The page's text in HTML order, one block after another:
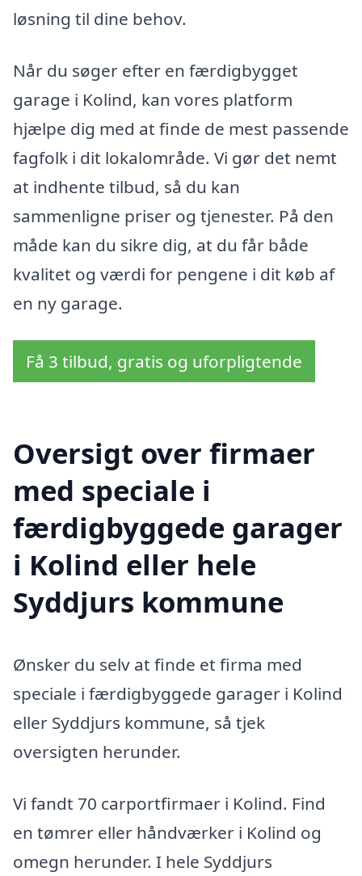
løsning til dine behov.
Når du søger efter en færdigbygget
garage i Kolind, kan vores platform
hjælpe dig med at finde de mest passende
fagfolk i dit lokalområde. Vi gør det nemt
at indhente tilbud, så du kan
sammenligne priser og tjenester. På den
måde kan du sikre dig, at du får både
kvalitet og værdi for pengene i dit køb af
en ny garage.
Få 3 tilbud, gratis og uforpligtende
Oversigt over firmaer
med speciale i
færdigbyggede garager
i Kolind eller hele
Syddjurs kommune
Ønsker du selv at finde et firma med
speciale i færdigbyggede garager i Kolind
eller Syddjurs kommune, så tjek
oversigten herunder.
Vi fandt 70 carportfirmaer i Kolind. Find
en tømrer eller håndværker i Kolind og
omegn herunder. I hele Syddjurs